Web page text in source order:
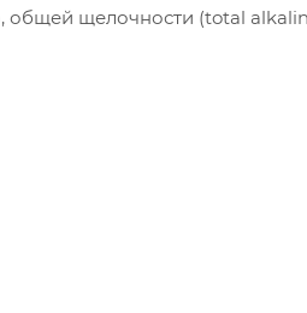
общей щелочности (total